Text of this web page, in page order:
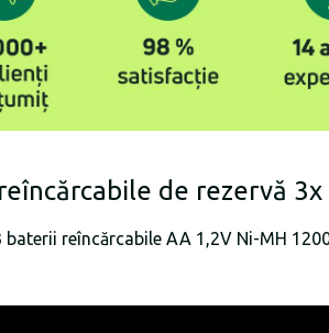
de rezervă
baterii reîncărcabile AA 1,2V Ni-MH